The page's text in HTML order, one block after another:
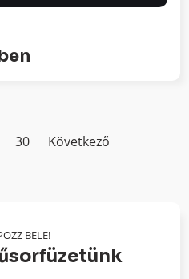
30 Következő
BELE!